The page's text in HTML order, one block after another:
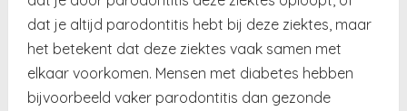
dat je altijd parodontitis hebt bij deze ziektes, maar
het betekent dat deze ziektes vaak samen met
elkaar voorkomen. Mensen met diabetes hebben
bijvoorbeeld vaker parodontitis dan gezonde